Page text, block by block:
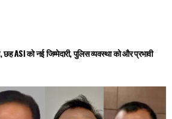
ASI को नई जिम्मेदारी, पुलिस व्यवस्था को और प्रभावी